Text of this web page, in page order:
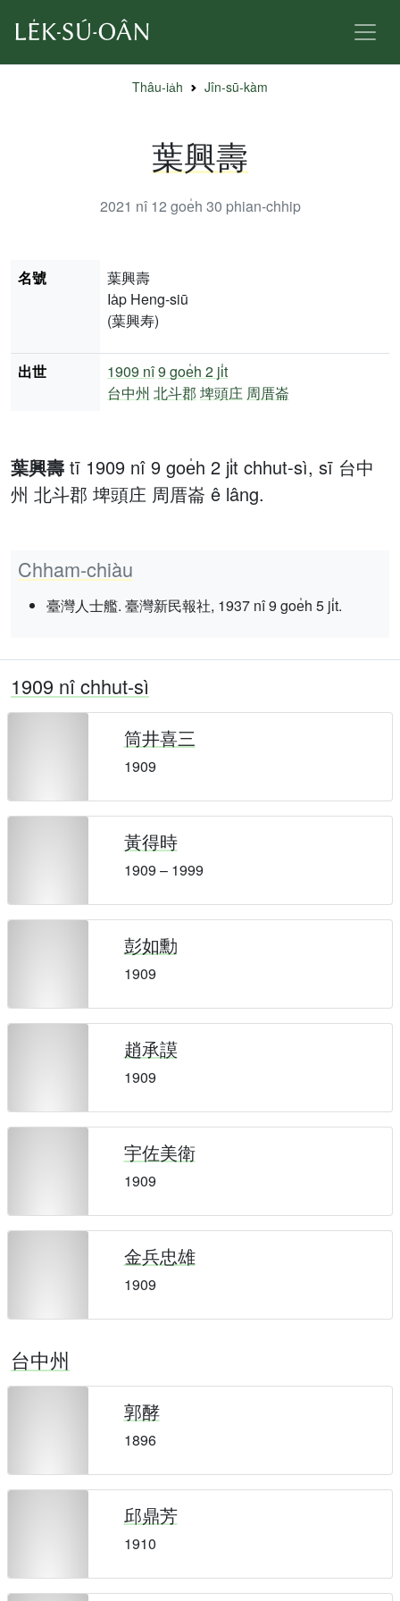
Thâu-ia̍h Jîn-sū-kàm
葉興壽
2021 nî 12 goe̍h 30 phian-chhip
葉興壽 tī 1909 nî 9 goe̍h 2 ji̍t chhut-sì, sī 台中
州 北斗郡 埤頭庄 周厝崙 ê lâng.
Chham-chiàu
臺灣人士艦. 臺灣新民報社, 1937 nî 9 goe̍h 5 ji̍t.
名號
葉興壽
Ia̍p Heng-siū
(葉興寿)
出世 1909 nî9 goe̍h 2 ji̍t
台中州 北斗郡 埤頭庄 周厝崙
1909 nî chhut-sì
筒井喜三
1909
黃得時
1909 – 1999
彭如勳
1909
趙承謨
1909
宇佐美衛
1909
金兵忠雄
1909
台中州
郭酵
1896
邱鼎芳
1910